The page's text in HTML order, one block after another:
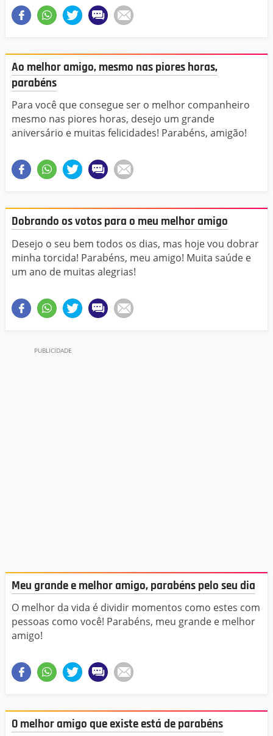
Ao melhor amigo, mesmo nas piores horas,
parabéns
Para você que consegue ser o melhor companheiro
mesmo nas piores horas, desejo um grande
aniversário e muitas felicidades! Parabéns, amigão!
Dobrando os votos para o meu melhor amigo
Desejo o seu bem todos os dias, mas hoje vou dobrar
minha torcida! Parabéns, meu amigo! Muita saúde e
um ano de muitas alegrias!
Meu grande e melhor amigo, parabéns pelo seu dia
O melhor da vida é dividir momentos como estes com
pessoas como você! Parabéns, meu grande e melhor
amigo!
O melhor amigo que existe está de parabéns